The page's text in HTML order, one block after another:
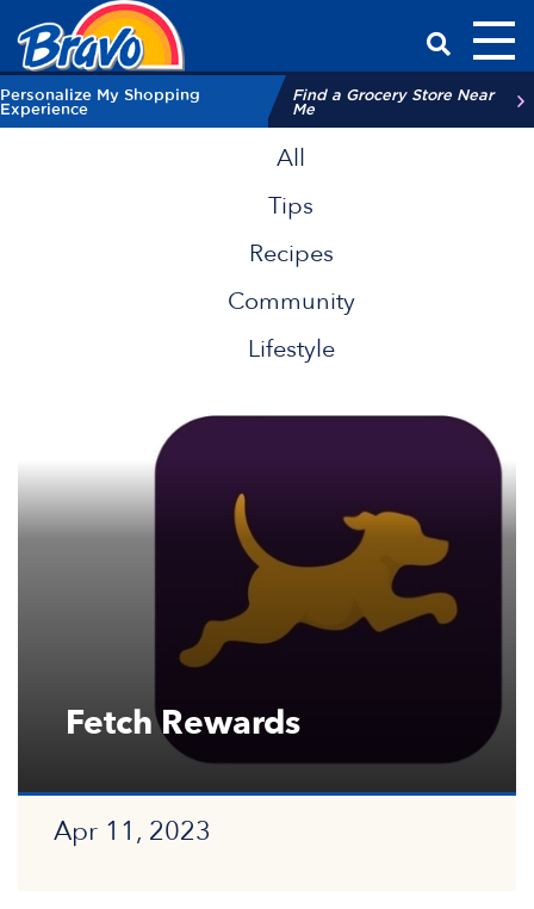
Have a
Personalize My Shopping
Experience
Find a Grocery Store Near
Me
All
Tips
Recipes
Community
Lifestyle
Fetch Rewards
Apr 11, 2023